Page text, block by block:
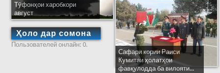
Тӯфонҳои харобкори
август
Ҳоло дар сомона
Пользователей онлайн: 0.
Сафари кории Раиси
Кумитаи ҳолатҳои
фавқулодда ба вилояти...